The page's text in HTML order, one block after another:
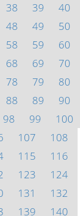
38 39
40
48 49
50
58 59
60
68 69
70
78 79
80
88 89
90
98 99
100
107
108
115
116
123
124
131
132
139
140